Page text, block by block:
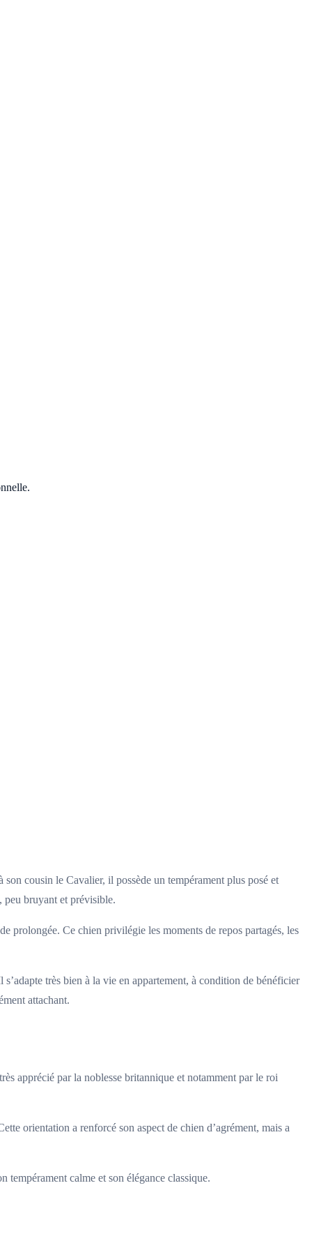
cousin le Cavalier, il possède un tempérament plus posé et
peu bruyant et prévisible.
prolongée. Ce chien privilégie les moments de repos partagés, les
très bien à la vie en appartement, à condition de bénéficier
attachant.
apprécié par la noblesse britannique et notamment par le roi
orientation a renforcé son aspect de chien d’agrément, mais a
calme et son élégance classique.